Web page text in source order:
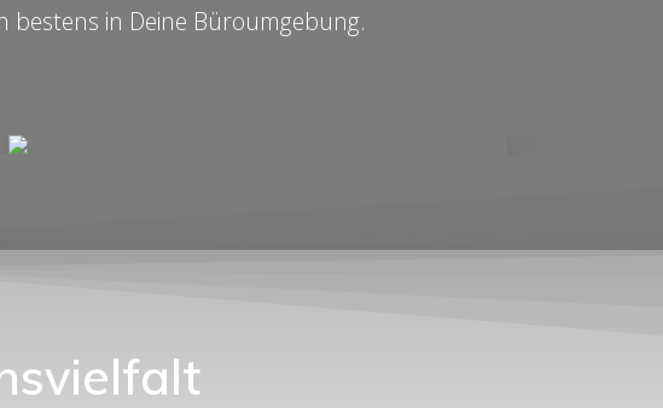
bestens in Deine Büroumgebung.